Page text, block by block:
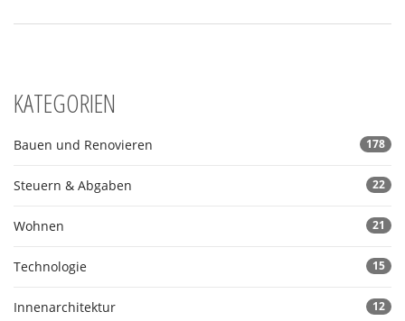
KATEGORIEN
Bauen und Renovieren 178
Steuern & Abgaben 22
Wohnen 21
Technologie 15
Innenarchitektur 12